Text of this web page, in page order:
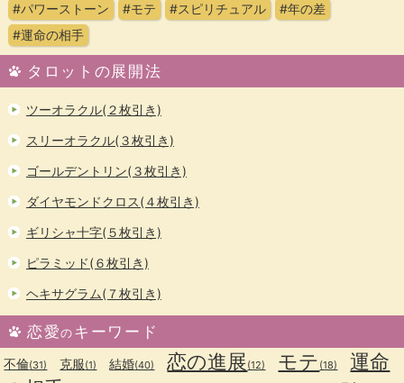
#パワーストーン
#モテ #スピリチュアル
#年の差
#運命の相手
タロットの展開法
ツーオラクル(２枚引き)
スリーオラクル(３枚引き)
ゴールデントリン(３枚引き)
ダイヤモンドクロス(４枚引き)
ギリシャ十字(５枚引き)
ピラミッド(６枚引き)
ヘキサグラム(７枚引き)
恋愛のキーワード
不倫(31) 克服(1) 結婚(40) 恋の進展(12) モテ (18)
運命